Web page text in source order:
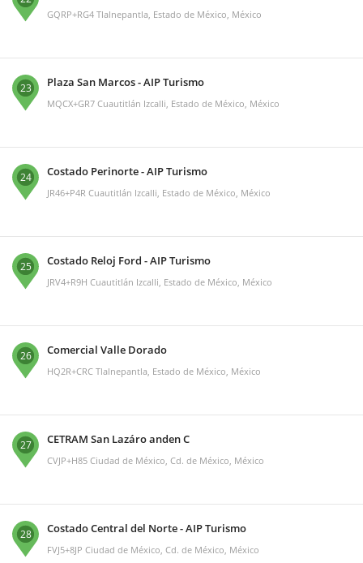
GQRP+RG4 Tlalnepantla, Estado de México, México
23 Plaza San Marcos - AIP Turismo
MQCX+GR7 Cuautitlán Izcalli, Estado de México, México
24 Costado Perinorte - AIP Turismo
JR46+P4R Cuautitlán Izcalli, Estado de México, México
25 Costado Reloj Ford - AIP Turismo
JRV4+R9H Cuautitlán Izcalli, Estado de México, México
26 Comercial Valle Dorado
HQ2R+CRC Tlalnepantla, Estado de México, México
27 CETRAM San Lazáro anden C
CVJP+H85 Ciudad de México, Cd. de México, México
28 Costado Central del Norte - AIP Turismo
FVJ5+8JP Ciudad de México, Cd. de México, México